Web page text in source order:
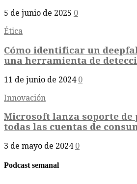
5 de junio de 2025 0
Ética
Cómo identificar un
una herramienta de
11 de junio de 2024 0
Innovación
Microsoft lanza soporte de
todas las cuentas de
3 de mayo de 2024 0
Podcast semanal